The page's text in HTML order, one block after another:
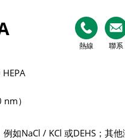
熱線 聯系
）
如NaCl / KCl 或DEHS；其